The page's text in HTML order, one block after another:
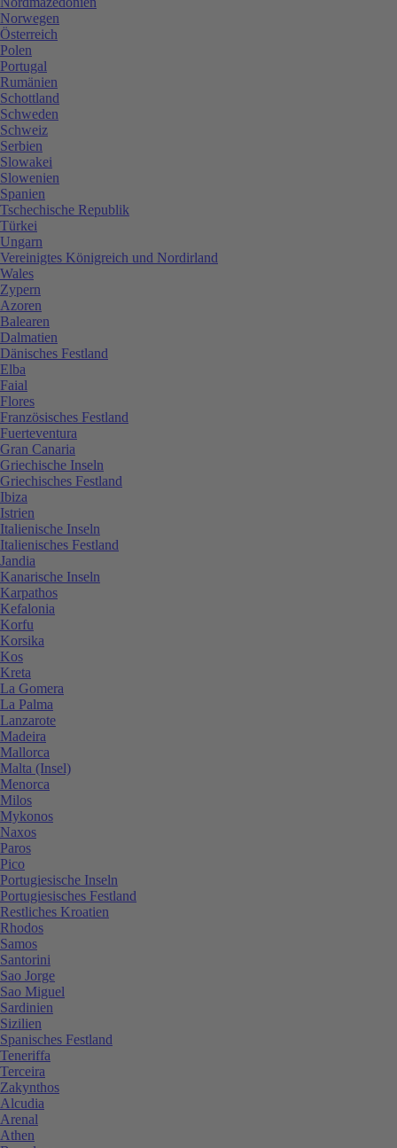
Norwegen
Österreich
Polen
Portugal
Rumänien
Schottland
Schweden
Schweiz
Serbien
Slowakei
Slowenien
Spanien
Tschechische Republik
Türkei
Ungarn
Vereinigtes Königreich und Nordirland
Wales
Zypern
Azoren
Balearen
Dalmatien
Dänisches Festland
Elba
Faial
Flores
Französisches Festland
Fuerteventura
Gran Canaria
Griechische Inseln
Griechisches Festland
Ibiza
Istrien
Italienische Inseln
Italienisches Festland
Jandia
Kanarische Inseln
Karpathos
Kefalonia
Korfu
Korsika
Kos
Kreta
La Gomera
La Palma
Lanzarote
Madeira
Mallorca
Malta (Insel)
Menorca
Milos
Mykonos
Naxos
Paros
Pico
Portugiesische Inseln
Portugiesisches Festland
Restliches Kroatien
Rhodos
Samos
Santorini
Sao Jorge
Sao Miguel
Sardinien
Sizilien
Spanisches Festland
Teneriffa
Terceira
Zakynthos
Alcudia
Arenal
Athen